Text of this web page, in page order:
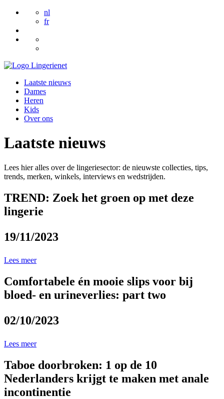
nl
fr
Laatste nieuws
Dames
Heren
Kids
Over ons
Laatste nieuws
Lees hier alles over de lingeriesector: de nieuwste collecties, tips,
trends, merken, winkels, interviews en wedstrijden.
TREND: Zoek het groen op met deze
lingerie
19/11/2023
Lees meer
Comfortabele én mooie slips voor bij
bloed- en urineverlies: part two
02/10/2023
Lees meer
Taboe doorbroken: 1 op de 10
Nederlanders krijgt te maken met anale
incontinentie